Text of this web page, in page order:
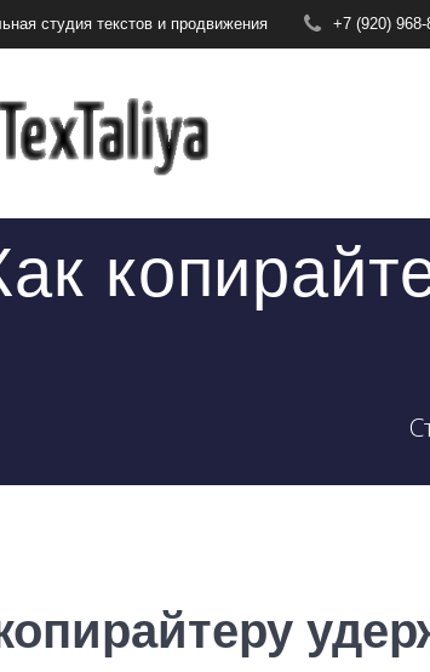
студия текстов и продвижения +7 (920)